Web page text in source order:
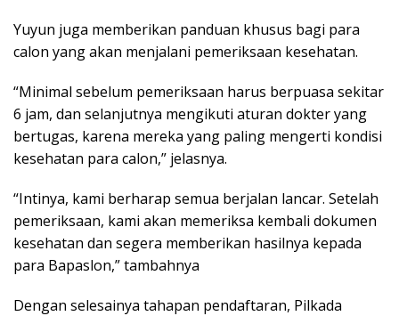
Yuyun juga memberikan panduan khusus bagi para
calon yang akan menjalani pemeriksaan kesehatan.
“Minimal sebelum pemeriksaan harus berpuasa sekitar
6 jam, dan selanjutnya mengikuti aturan dokter yang
bertugas, karena mereka yang paling mengerti kondisi
kesehatan para calon,” jelasnya.
“Intinya, kami berharap semua berjalan lancar. Setelah
pemeriksaan, kami akan memeriksa kembali dokumen
kesehatan dan segera memberikan hasilnya kepada
para Bapaslon,” tambahnya
Dengan selesainya tahapan pendaftaran, Pilkada